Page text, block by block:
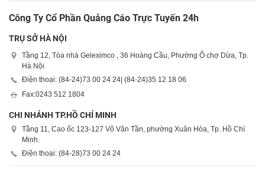
Công Ty Cổ Phần Quảng Cáo Trực Tuyến 24h
TRỤ SỞ HÀ NỘI
Tầng 12, Tòa nhà Geleximco , 36 Hoàng Cầu, Phường Ô chợ Dừa, Tp.
Hà Nội
Điện thoại: (84-24)73 00 24 24 | (84-24)35 12 18 06
Fax:0243 512 1804
CHI NHÁNH TP.HỒ CHÍ MINH
Tầng 11, Cao ốc 123-127 Võ Văn Tần, phường Xuân Hòa, Tp. Hồ Chí
Minh.
Điện thoại: (84-28)73 00 24 24